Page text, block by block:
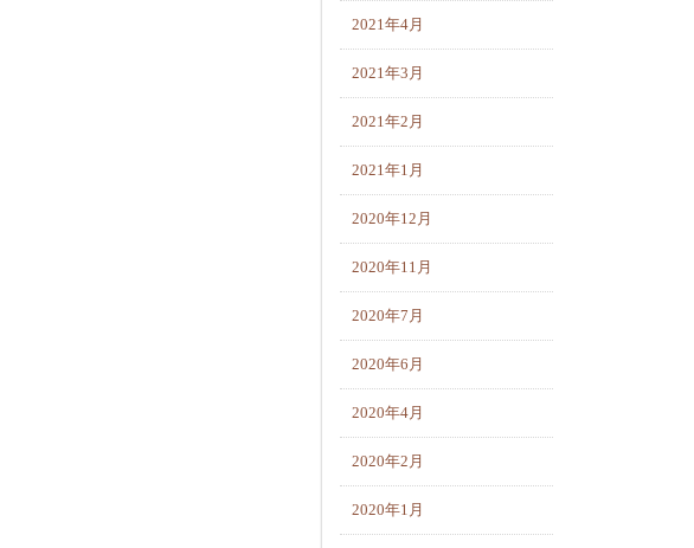
2021年4月
2021年3月
2021年2月
2021年1月
2020年12月
2020年11月
2020年7月
2020年6月
2020年4月
2020年2月
2020年1月